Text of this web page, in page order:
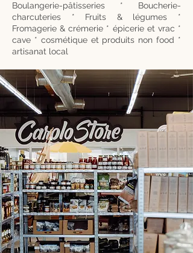
Boulangerie-pâtisseries * Boucherie-
charcuteries * Fruits & légumes *
Fromagerie & crémerie * épicerie et vrac *
cave * cosmétique et produits non food *
artisanat local